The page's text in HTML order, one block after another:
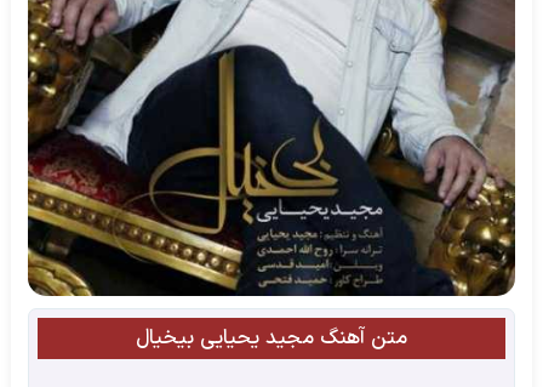
متن آهنگ مجید یحیایی بیخیال